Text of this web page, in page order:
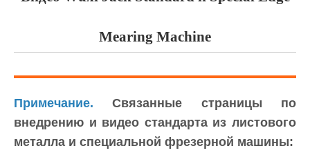
Mearing Machine
Примечание.Связанные страницы по
внедрению и видео стандарта из листового
металла и специальной фрезерной машины: